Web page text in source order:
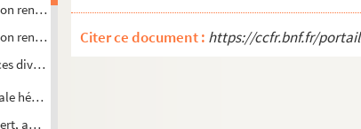
renseigné]
renseigné]
divers. — Explications de la transformation des bémols, des
héroïque faite par M. Campistron, mise en musique par M. de
avocat. Deux volumes
Citer ce document : https://ccfr.bnf.fr/